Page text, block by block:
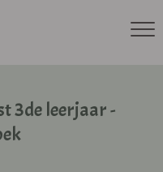
3de leerjaar -